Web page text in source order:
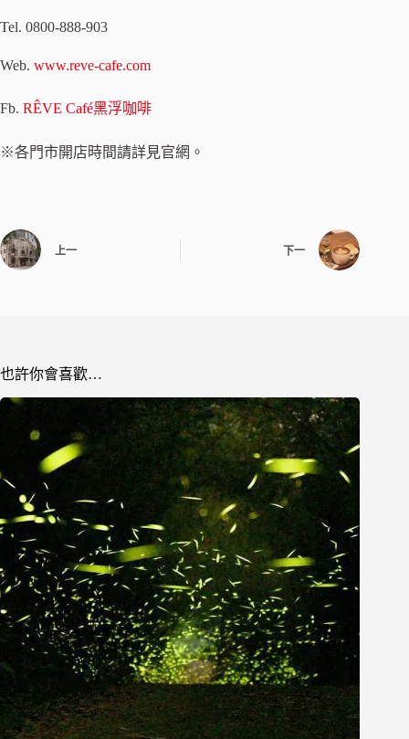
Tel. 0800-888-903
Web. www.reve-cafe.com
Fb. RÊVE Café黑浮咖啡
※各門市開店時間請詳見官網。
上一 下一
也許你會喜歡…